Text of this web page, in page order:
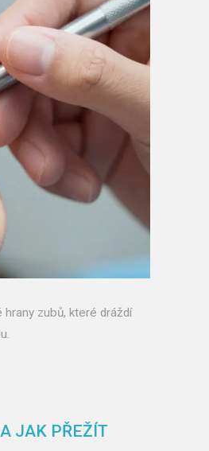
zubů, které dráždí
JAK PŘEŽÍT